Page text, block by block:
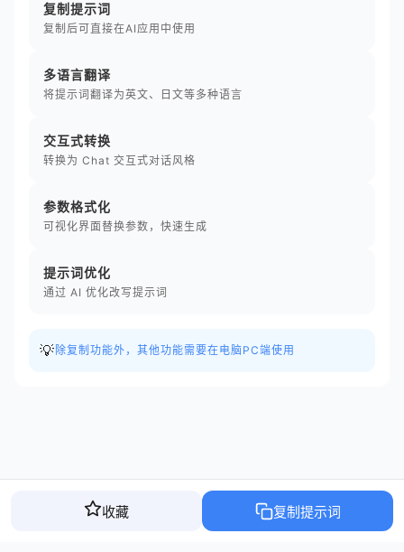
复制提示词
复制后可直接在AI应用中使用
多语言翻译
将提示词翻译为英文、日文等多种语言
交互式转换
转换为 Chat 交互式对话风格
参数格式化
可视化界面替换参数，快速生成
提示词优化
通过 AI 优化改写提示词
💡 除复制功能外，其他功能需要在电脑PC端使用
收藏 复制提示词